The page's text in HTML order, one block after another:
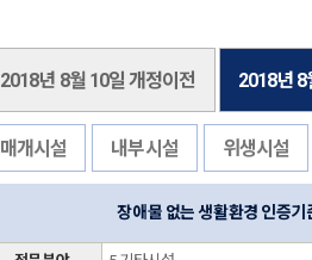
2018년 8월 10일 개정이전 2018년 8
매개시설 내부시설 위생시설
장애물 없는 생활환경 인증기